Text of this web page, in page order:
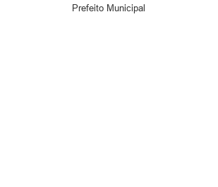
Prefeito Municipal